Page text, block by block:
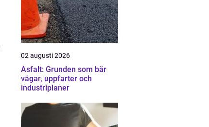
02 augusti 2026
Asfalt: Grunden som bär
vägar, uppfarter och
industriplaner